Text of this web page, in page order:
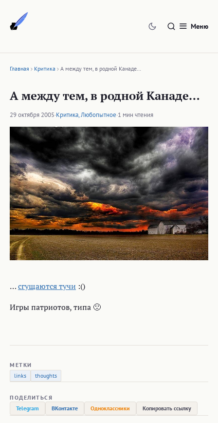
содержимому
Меню
Главная Критика А между тем, в родной Канаде…
А между тем, в родной Канаде…
29 октября 2005·Критика,Любопытное·1 мин чтения
…сгущаются тучи :()
Игры патриотов, типа 🙁
МЕТКИ
links
thoughts
ПОДЕЛИТЬСЯ
Telegram
ВКонтакте Одноклассники Копировать ссылку